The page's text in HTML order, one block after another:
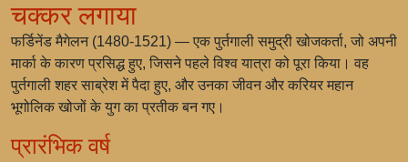
चक्कर लगाया
फर्डिनेंड मैगेलन (1480-1521) — एक पुर्तगाली समुद्री खोजकर्ता, जो अपनी
मार्का के कारण प्रसिद्ध हुए, जिसने पहले विश्व यात्रा को पूरा किया। वह
पुर्तगाली शहर साब्रेश में पैदा हुए, और उनका जीवन और करियर महान
भूगोलिक खोजों के युग का प्रतीक बन गए।
प्रारंभिक वर्ष